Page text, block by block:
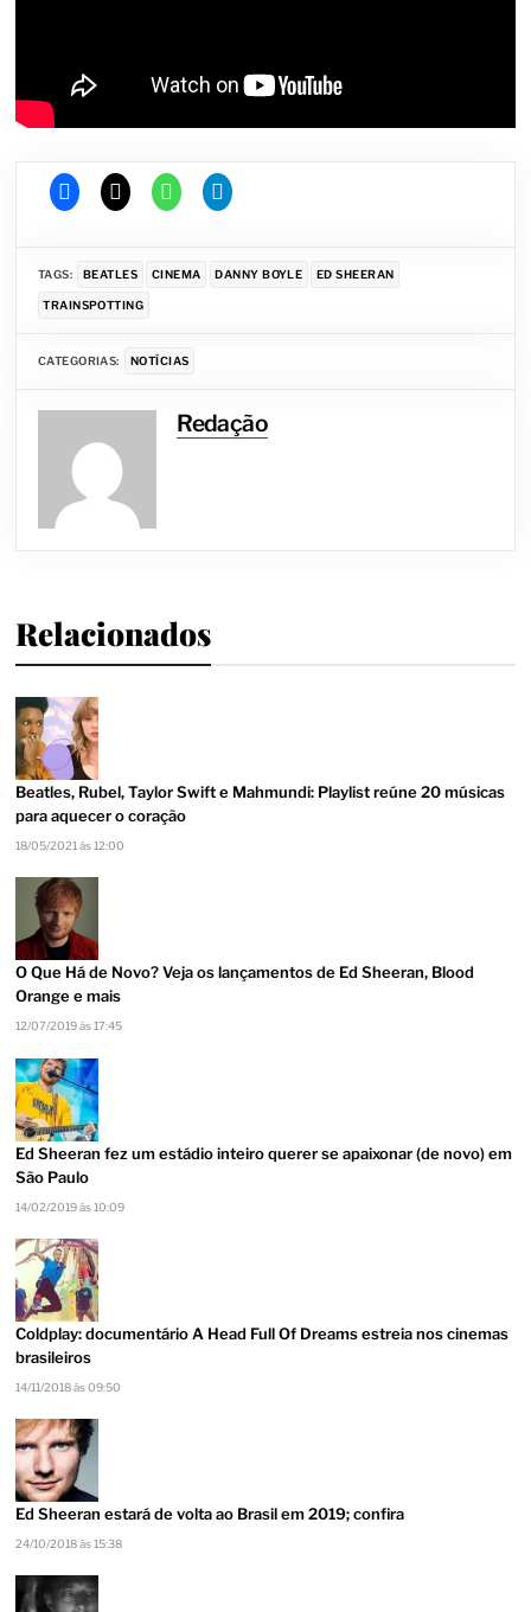
TAGS: BEATLES CINEMA DANNY BOYLE ED SHEERAN
TRAINSPOTTING
CATEGORIAS: NOTÍCIAS
Redação
Relacionados
Beatles, Rubel, Taylor Swift e Mahmundi: Playlist reúne 20 músicas
para aquecer o coração
18/05/2021 às 12:00
O Que Há de Novo? Veja os lançamentos de Ed Sheeran, Blood
Orange e mais
12/07/2019 às 17:45
Ed Sheeran fez um estádio inteiro querer se apaixonar (de novo) em
São Paulo
14/02/2019 às 10:09
Coldplay: documentário A Head Full Of Dreams estreia nos cinemas
brasileiros
14/11/2018 às 09:50
Ed Sheeran estará de volta ao Brasil em 2019; confira
24/10/2018 às 15:38